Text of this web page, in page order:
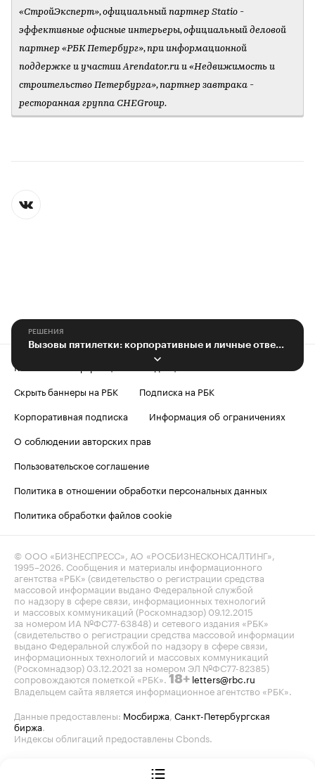
«СтройЭксперт», официальный партнер Statio -
эффективные офисные интерьеры, официальный деловой
партнер «РБК Петербург», при информационной
поддержке и участии Arendator.ru и «Недвижимость и
строительство Петербурга», партнер завтрака -
ресторанная группа CHEGroup.
РЕШЕНИЯ
Вызовы пятилетки: корпоративные и личные ответы бизнесменов
Контактная информация
Скрыть баннеры на РБК
Подписка на РБК
Корпоративная подписка
Информация об ограничениях
О соблюдении авторских прав
Пользовательское соглашение
Политика в отношении обработки персональных данных
Политика обработки файлов cookie
© ООО «БИЗНЕСПРЕСС», АО «РОСБИЗНЕСКОНСАЛТИНГ»,
1995–2026. Сообщения и материалы информационного
агентства «РБК» (свидетельство о регистрации средства
массовой информации выдано Федеральной службой
по надзору в сфере связи, информационных технологий
и массовых коммуникаций (Роскомнадзор) 09.12.2015
за номером ИА №ФС77-63848) и сетевого издания «РБК»
(свидетельство о регистрации средства массовой информации
выдано Федеральной службой по надзору в сфере связи,
информационных технологий и массовых коммуникаций
(Роскомнадзор) 03.12.2021 за номером ЭЛ №ФС77-82385)
сопровождаются пометкой «РБК». 18+ letters@rbc.ru
Владельцем сайта является информационное агентство «РБК».
Данные предоставлены: Мосбиржа, Санкт-Петербургская
биржа.
Индексы облигаций предоставлены Cbonds.